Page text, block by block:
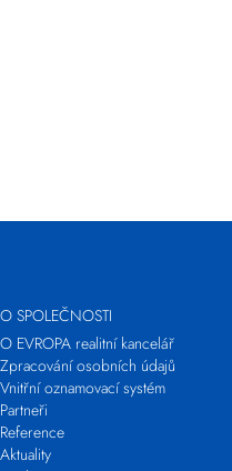
O SPOLEČNOSTI
O EVROPA realitní kancelář
Zpracování osobních údajů
Vnitřní oznamovací systém
Partneři
Reference
Aktuality